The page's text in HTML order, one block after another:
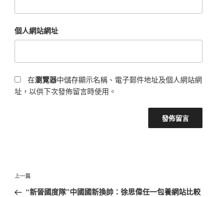
個人網站網址
在瀏覽器中儲存顯示名稱、電子郵件地址及個人網站網
址，以供下次發佈留言時使用。
文
上
一
上一篇
“新晉國度隊”中國國新換帥：徐思偉任一包養網站比較